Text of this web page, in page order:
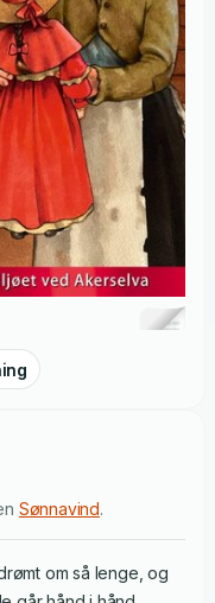
Sønnavind.
om så lenge, og